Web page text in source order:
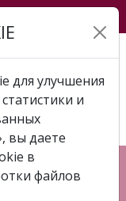
16 Елена
ЕЛЕНА
83Ж
для улучшения
и
вы даете
в
файлов